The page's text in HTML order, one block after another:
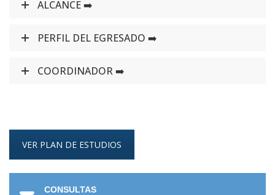
ALCANCE ➡️
PERFIL DEL EGRESADO ➡️
COORDINADOR ➡️
VER PLAN DE ESTUDIOS
CONSULTAS